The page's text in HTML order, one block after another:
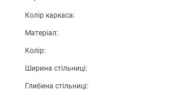
Колір каркаса:
Матеріал:
Колір:
Ширина стільниці:
Глибина стільниці: